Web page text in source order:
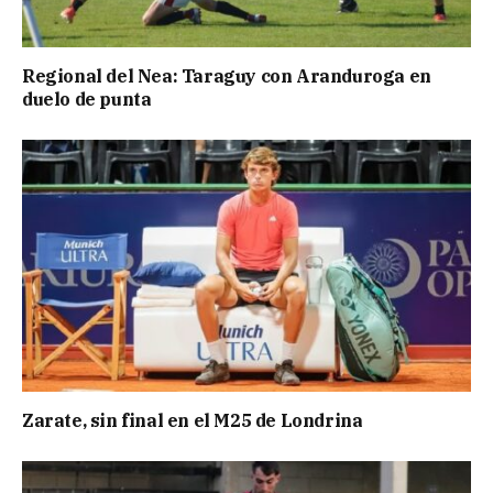
Regional del Nea: Taraguy con Aranduroga en
duelo de punta
Zarate, sin final en el M25 de Londrina